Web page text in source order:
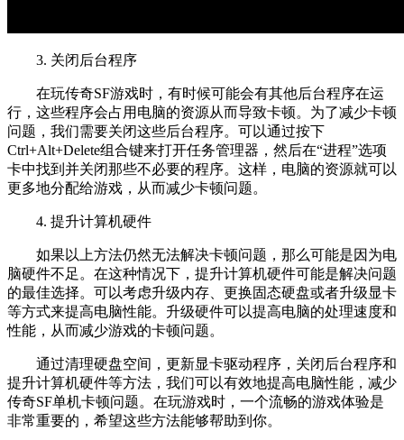
3. 关闭后台程序
在玩传奇SF游戏时，有时候可能会有其他后台程序在运
行，这些程序会占用电脑的资源从而导致卡顿。为了减少卡顿
问题，我们需要关闭这些后台程序。可以通过按下
Ctrl+Alt+Delete组合键来打开任务管理器，然后在“进程”选项
卡中找到并关闭那些不必要的程序。这样，电脑的资源就可以
更多地分配给游戏，从而减少卡顿问题。
4. 提升计算机硬件
如果以上方法仍然无法解决卡顿问题，那么可能是因为电
脑硬件不足。在这种情况下，提升计算机硬件可能是解决问题
的最佳选择。可以考虑升级内存、更换固态硬盘或者升级显卡
等方式来提高电脑性能。升级硬件可以提高电脑的处理速度和
性能，从而减少游戏的卡顿问题。
通过清理硬盘空间，更新显卡驱动程序，关闭后台程序和
提升计算机硬件等方法，我们可以有效地提高电脑性能，减少
传奇SF单机卡顿问题。在玩游戏时，一个流畅的游戏体验是
非常重要的，希望这些方法能够帮助到你。